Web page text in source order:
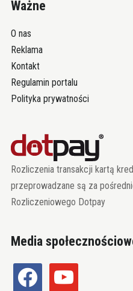
Ważne
O nas
Reklama
Kontakt
Regulamin portalu
Polityka prywatności
Rozliczenia transakcji kartą
przeprowadzane są za
Rozliczeniowego Dotpay
Media
facebook youtube